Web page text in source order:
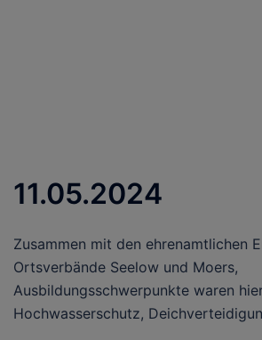
11.05.2024
Zusammen mit den ehrenamtlichen
Ortsverbände Seelow und Moers,
Ausbildungsschwerpunkte waren
Hochwasserschutz,